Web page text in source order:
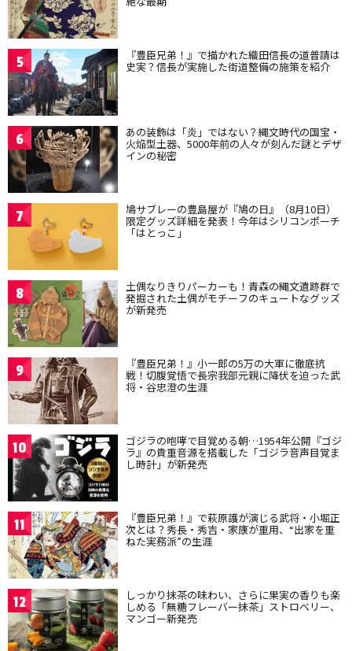
5 『豊臣兄弟！』で描かれた織田信長の道普請は
史実？信長が実施した街道整備の施策を紹介
6 あの装飾は「炎」ではない？縄文時代の国宝・
火焔型土器、5000年前の人々が刻んだ謎とデザ
インの秘密
7 鳩サブレーの豊島屋が『鳩の日』（8月10日）
限定グッズ詳細を発表！今年はシリコンポーチ
「はとっこ」
8 土偶なりきりパーカーも！青森の縄文遺跡群で
発掘された土偶がモチーフのキュートなグッズ
が新発売
9 『豊臣兄弟！』小一郎の5万の大軍に徹底抗
戦！切腹覚悟で長宗我部元親に降伏を迫った武
将・谷忠澄の生涯
10 ゴジラの咆哮で目覚める朝…1954年公開『ゴジ
ラ』の貴重音源を搭載した「ゴジラ音声目覚ま
し時計」が新発売
11 『豊臣兄弟！』で萩原護が演じる武将・小堀正
次とは？秀長・秀吉・家康が重用、“出家を重
ねた実務派”の生涯
12 しっかり抹茶の味わい、さらに果実の香りも楽
しめる「無糖フレーバー抹茶」ストロベリー、
マンゴー新発売